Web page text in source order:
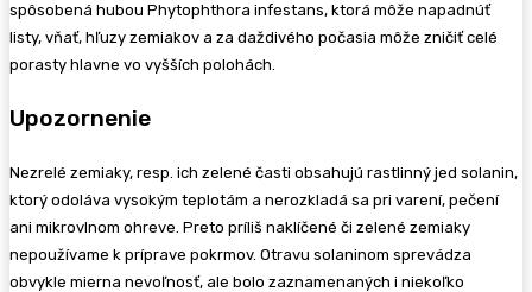
spôsobená hubou Phytophthora infestans, ktorá môže napadnúť
listy, vňať, hľuzy zemiakov a za daždivého počasia môže zničiť celé
porasty hlavne vo vyšších polohách.
Upozornenie
Nezrelé zemiaky, resp. ich zelené časti obsahujú rastlinný jed solanin,
ktorý odoláva vysokým teplotám a nerozkladá sa pri varení, pečení
ani mikrovlnom ohreve. Preto príliš naklíčené či zelené zemiaky
nepoužívame k príprave pokrmov. Otravu solaninom sprevádza
obvykle mierna nevoľnosť, ale bolo zaznamenaných i niekoľko